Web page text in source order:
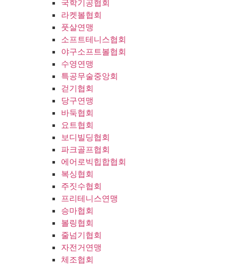
국학기공협회
라켓볼협회
풋살연맹
소프트테니스협회
야구소프트볼협회
수영연맹
특공무술중앙회
걷기협회
당구연맹
바둑협회
요트협회
보디빌딩협회
파크골프협회
에어로빅힙합협회
복싱협회
주짓수협회
프리테니스연맹
승마협회
볼링협회
줄넘기협회
자전거연맹
체조협회